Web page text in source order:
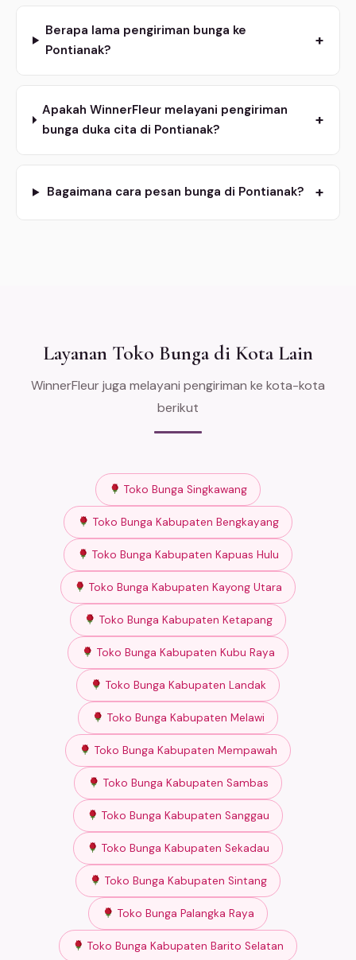
Berapa lama pengiriman bunga ke
Pontianak?
+
Apakah WinnerFleur melayani pengiriman
bunga duka cita di Pontianak?
+
Bagaimana cara pesan bunga di Pontianak? +
Layanan Toko Bunga di Kota Lain
WinnerFleur juga melayani pengiriman ke kota-kota
berikut
Toko Bunga Singkawang
Toko Bunga Kabupaten Bengkayang
Toko Bunga Kabupaten Kapuas Hulu
Toko Bunga Kabupaten Kayong Utara
Toko Bunga Kabupaten Ketapang
Toko Bunga Kabupaten Kubu Raya
Toko Bunga Kabupaten Landak
Toko Bunga Kabupaten Melawi
Toko Bunga Kabupaten Mempawah
Toko Bunga Kabupaten Sambas
Toko Bunga Kabupaten Sanggau
Toko Bunga Kabupaten Sekadau
Toko Bunga Kabupaten Sintang
Toko Bunga Palangka Raya
Toko Bunga Kabupaten Barito Selatan